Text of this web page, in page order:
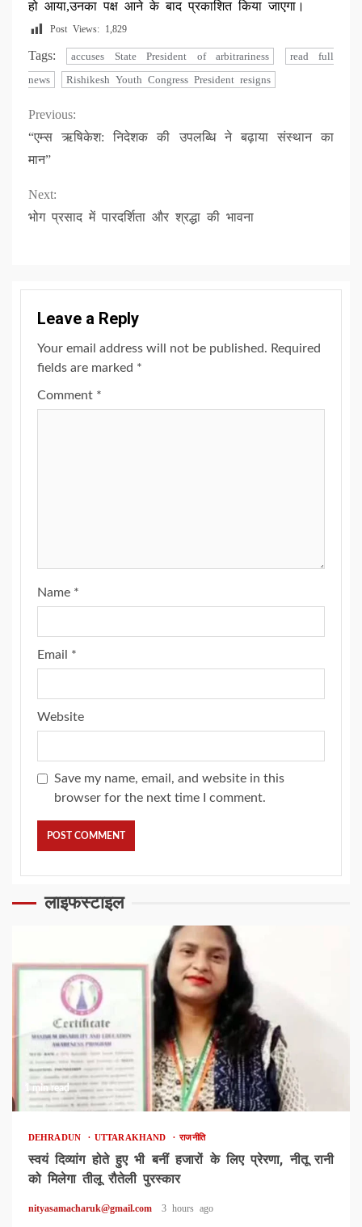
हो आया,उनका पक्ष आने के बाद प्रकाशित किया जाएगा।
Post Views: 1,829
Tags: accuses State President of arbitrariness
read full
news
Rishikesh Youth Congress President resigns
Continue
Reading
Previous:
“एम्स ऋषिकेश: निदेशक की उपलब्धि ने बढ़ाया संस्थान का
मान”
Next:
भोग प्रसाद में पारदर्शिता और श्रद्धा की भावना
Leave a Reply
Your email address will not be published. Required
fields are marked *
Comment *
Name *
Email *
Website
Save my name, email, and website in this
browser for the next time I comment.
लाइफस्टाइल
1 min read
DEHRADUN UTTARAKHAND राजनीति
स्वयं दिव्यांग होते हुए भी बनीं हजारों के लिए प्रेरणा, नीतू रानी
को मिलेगा तीलू रौतेली पुरस्कार
nityasamacharuk@gmail.com 3 hours ago